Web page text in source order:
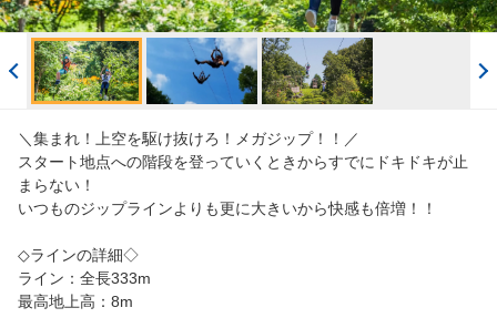
ログイン/予約確認
＼集まれ！上空を駆け抜けろ！メガジップ！！／
スタート地点への階段を登っていくときからすでにドキドキが止
まらない！
いつものジップラインよりも更に大きいから快感も倍増！！
◇ラインの詳細◇
ライン：全長333m
最高地上高：8m